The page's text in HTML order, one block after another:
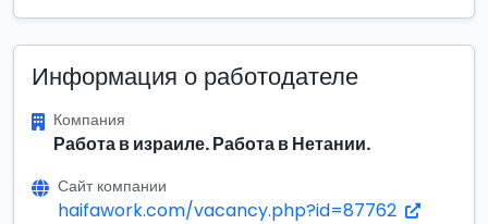
Информация о работодателе
Компания
Работа в израиле. Работа в Нетании.
Сайт компании
haifawork.com/vacancy.php?id=87762